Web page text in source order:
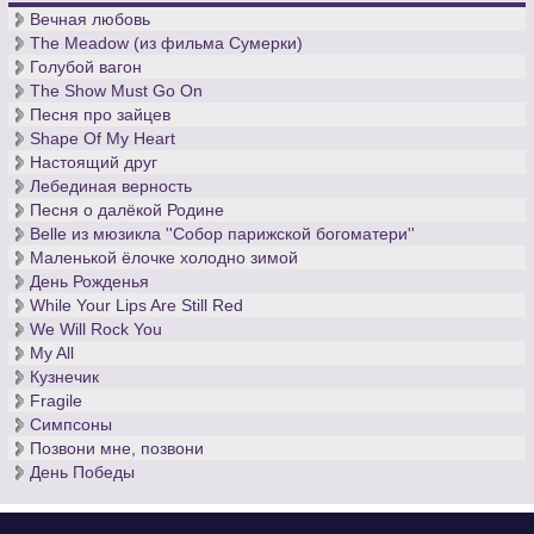
Вечная любовь
The Meadow (из фильма Сумерки)
Голубой вагон
The Show Must Go On
Песня про зайцев
Shape Of My Heart
Настоящий друг
Лебединая верность
Песня о далёкой Родине
Belle из мюзикла ''Собор парижской богоматери''
Маленькой ёлочке холодно зимой
День Рожденья
While Your Lips Are Still Red
We Will Rock You
My All
Кузнечик
Fragile
Симпсоны
Позвони мне, позвони
День Победы